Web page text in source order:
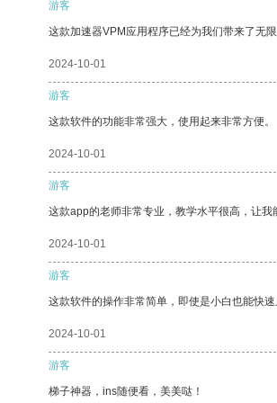
游客
这款加速器VPM应用程序已经为我们带来了无
2024-10-01
游客
这款软件的功能非常强大，使用起来非常方便。
2024-10-01
游客
这款app的老师非常专业，教学水平很高，让我
2024-10-01
游客
这款软件的操作非常简单，即使是小白也能快速
2024-10-01
游客
梯子神器，ins随便看，美美哒！